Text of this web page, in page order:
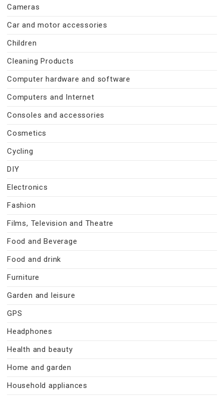
Cameras
Car and motor accessories
Children
Cleaning Products
Computer hardware and software
Computers and Internet
Consoles and accessories
Cosmetics
Cycling
DIY
Electronics
Fashion
Films, Television and Theatre
Food and Beverage
Food and drink
Furniture
Garden and leisure
GPS
Headphones
Health and beauty
Home and garden
Household appliances